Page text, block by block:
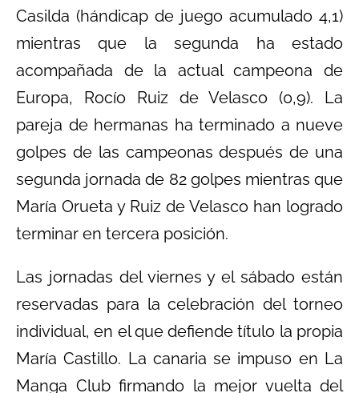
Casilda (hándicap de juego acumulado 4,1)
mientras que la segunda ha estado
acompañada de la actual campeona de
Europa, Rocío Ruiz de Velasco (0,9). La
pareja de hermanas ha terminado a nueve
golpes de las campeonas después de una
segunda jornada de 82 golpes mientras que
María Orueta y Ruiz de Velasco han logrado
terminar en tercera posición.
Las jornadas del viernes y el sábado están
reservadas para la celebración del torneo
individual, en el que defiende título la propia
María Castillo. La canaria se impuso en La
Manga Club firmando la mejor vuelta del